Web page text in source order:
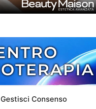
Gestisci Consenso